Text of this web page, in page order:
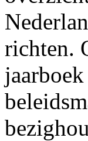
richten.